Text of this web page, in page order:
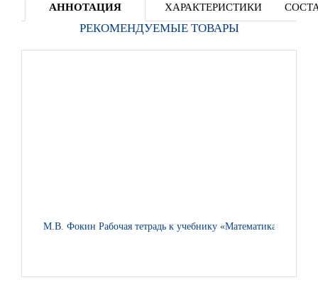
АННОТАЦИЯ ХАРАКТЕРИСТИКИ
РЕКОМЕНДУЕМЫЕ ТОВАРЫ
М.В. Фокин Рабочая тетрадь к учебнику «Математика» под